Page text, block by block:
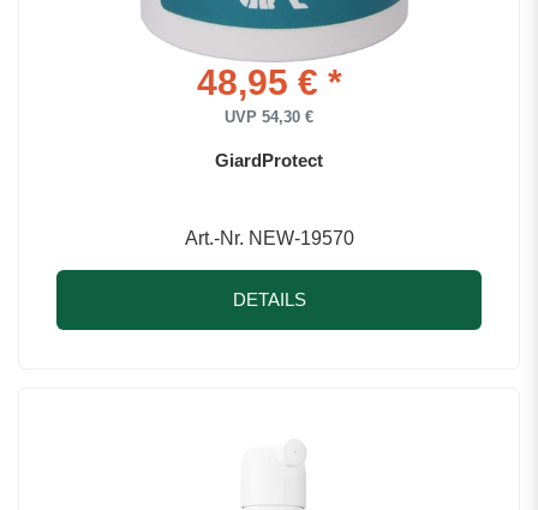
48,95 € *
UVP 54,30 €
GiardProtect
Art.-Nr. NEW-19570
DETAILS